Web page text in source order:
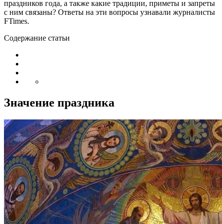
праздников года, а также какие традиции, приметы и запреты
с ним связаны? Ответы на эти вопросы узнавали журналисты
FTimes.
Содержание статьи
Значение праздника